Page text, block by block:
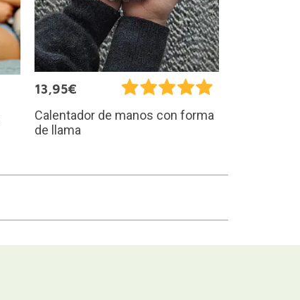
13,95€
Calentador de manos con forma
de llama